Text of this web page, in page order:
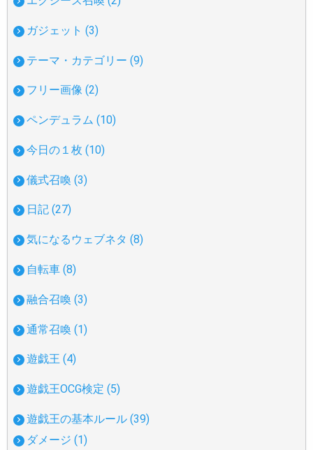
ガジェット (3)
テーマ・カテゴリー (9)
フリー画像 (2)
ペンデュラム (10)
今日の１枚 (10)
儀式召喚 (3)
日記 (27)
気になるウェブネタ (8)
自転車 (8)
融合召喚 (3)
通常召喚 (1)
遊戯王 (4)
遊戯王OCG検定 (5)
遊戯王の基本ルール (39)
ダメージ (1)